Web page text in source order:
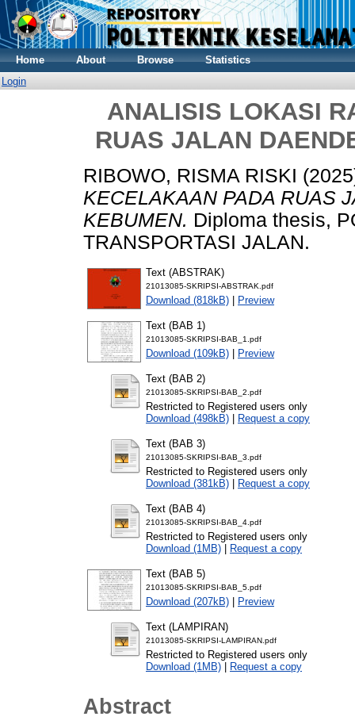
Home About Browse
Statistics
Login
ANALISIS LOKASI
RUAS JALAN
RIBOWO, RISMA RISKI
KECELAKAAN PADA RUAS
KEBUMEN. Diploma thesis,
TRANSPORTASI JALAN.
Text (ABSTRAK)
21013085-SKRIPSI-ABSTRAK.pdf
Download (818kB) Preview
Text (BAB 1)
21013085-SKRIPSI-BAB_1.pdf
Download (109kB) Preview
Text (BAB 2)
21013085-SKRIPSI-BAB_2.pdf
Restricted to Registered users only
Download (498kB)
Request a copy
Text (BAB 3)
21013085-SKRIPSI-BAB_3.pdf
Restricted to Registered users only
Download (381kB)
Request a copy
Text (BAB 4)
21013085-SKRIPSI-BAB_4.pdf
Restricted to Registered users only
Download (1MB)
Request a copy
Text (BAB 5)
21013085-SKRIPSI-BAB_5.pdf
Download (207kB) Preview
Text (LAMPIRAN)
21013085-SKRIPSI-LAMPIRAN.pdf
Restricted to Registered users only
Download (1MB)
Request a copy
Abstract